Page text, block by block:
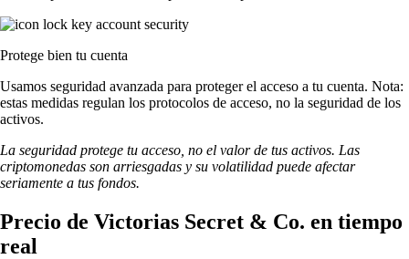
Protege bien tu cuenta
Usamos seguridad avanzada para proteger el acceso a tu cuenta. Nota:
estas medidas regulan los protocolos de acceso, no la seguridad de los
activos.
La seguridad protege tu acceso, no el valor de tus activos. Las
criptomonedas son arriesgadas y su volatilidad puede afectar
seriamente a tus fondos.
Precio de Victorias Secret & Co. en tiempo
real